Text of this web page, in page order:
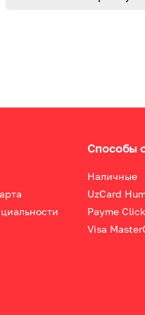
Способы
Наличные
UzCard
Payme Click
Visa